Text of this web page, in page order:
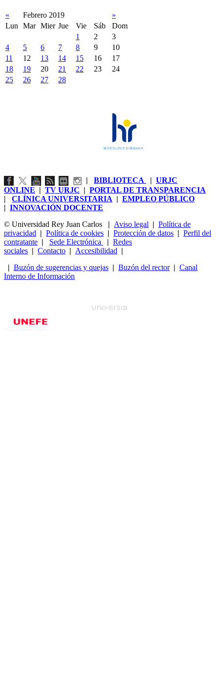
« Febrero 2019
»
Lun
Mar Mier Jue Vie Sáb
Dom
1
2
3
4
5 6 7 8 9
10
11
12 13 14 15 16
17
18
19 20 21 22 23
24
25
26 27 28
| BIBLIOTECA | URJC
ONLINE | TV URJC | PORTAL DE TRANSPARENCIA
| CLÍNICA UNIVERSITARIA | EMPLEO PÚBLICO
| INNOVACIÓN DOCENTE
© Universidad Rey Juan Carlos
| Aviso legal | Política de
privacidad | Política de cookies | Protección de datos | Perfil del
contratante | Sede Electrónica | Redes
sociales | Contacto | Accesibilidad |
| Buzón de sugerencias y quejas | Buzón del rector| Canal
Interno de Información